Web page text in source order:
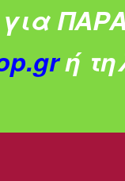
για
ή